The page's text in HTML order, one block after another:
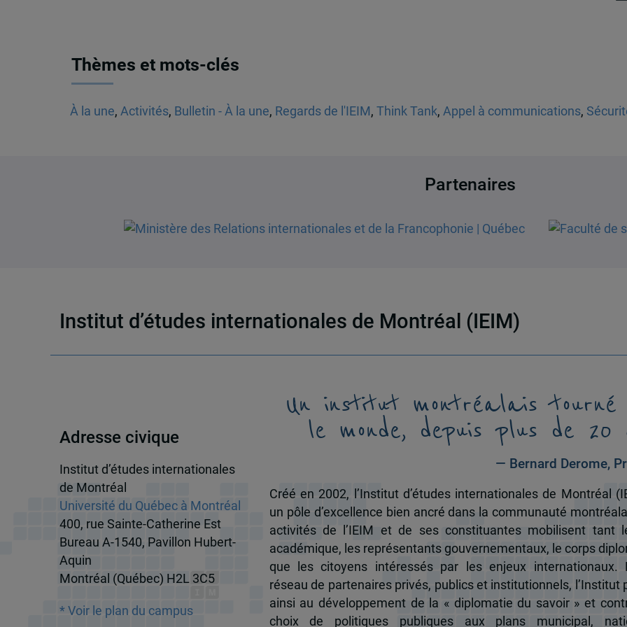
Thèmes et mots-clés
À la une, Activités, Bulletin - À la une, Regards de l'IEIM , Think Tank, Appel à communications,
Partenaires
Institut d’études internationales de Montréal (IEIM)
Adresse civique
Institut d’études internationales
de Montréal
Université du Québec à Montréal
400, rue Sainte-Catherine Est
Bureau A-1540, Pavillon Hubert-
Aquin
Montréal (Québec) H2L 3C5
* Voir le plan du campus
Un institut montréalais tourné
le monde, depuis plus de 20
— Bernard Derome,
Créé en 2002, l’Institut d’études internationales de Montréal
un pôle d’excellence bien ancré dans la communauté
activités de l’IEIM et de ses constituantes mobilisent tant
académique, les représentants gouvernementaux, le corps
que les citoyens intéressés par les enjeux internationaux.
réseau de partenaires privés, publics et institutionnels, l’Institut
ainsi au développement de la « diplomatie du savoir » et
choix de politiques publiques aux plans municipal,